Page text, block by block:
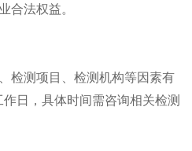
合法权益。
检测项目、检测机构等因素有
日，具体时间需咨询相关检测